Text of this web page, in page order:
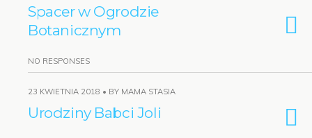
Spacer w Ogrodzie
Botanicznym
NO RESPONSES
23 KWIETNIA 2018 • BY MAMA STASIA
Urodziny Babci Joli